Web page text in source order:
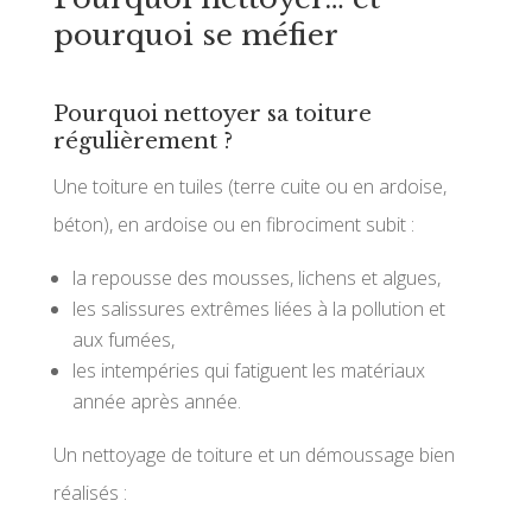
pourquoi se méfier
Pourquoi nettoyer sa toiture
régulièrement ?
Une toiture en tuiles (terre cuite ou en ardoise,
béton), en ardoise ou en fibrociment subit :
la repousse des mousses, lichens et algues,
les salissures extrêmes liées à la pollution et
aux fumées,
les intempéries qui fatiguent les matériaux
année après année.
Un nettoyage de toiture et un démoussage bien
réalisés :